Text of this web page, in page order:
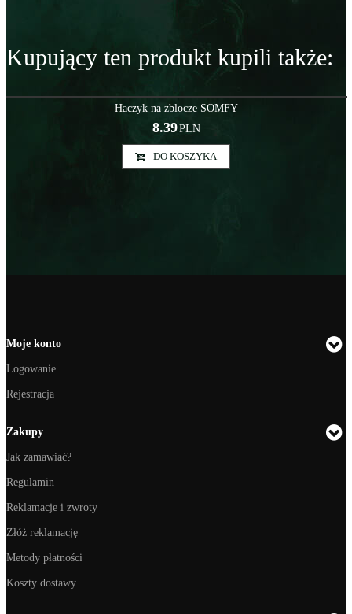
Kupujący ten produkt kupili także:
Haczyk na zblocze SOMFY
8.39PLN
DO KOSZYKA
Moje konto
Logowanie
Rejestracja
Zakupy
Jak zamawiać?
Regulamin
Reklamacje i zwroty
Złóż reklamację
Metody płatności
Koszty dostawy